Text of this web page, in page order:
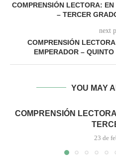
COMPRENSIÓN LECTORA:
– TERCER
next
COMPRENSIÓN
EMPERADOR –
YOU MAY
COMPRENSIÓN
23 de